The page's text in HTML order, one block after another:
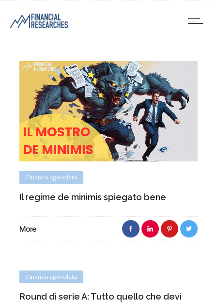
Finanza agevolata
Il regime de minimis spiegato bene
More
Finanza agevolata
Round di serie A: Tutto quello che devi